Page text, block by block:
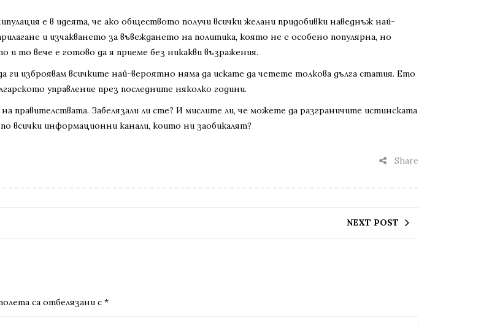
е в идеята, че ако обществото получи всички желани придобивки наведнъж най-
и изчакването за въвеждането на политика, която не е особено популярна, но
то вече е готово да я приеме без никакви възражения.
изброявам всичките най-вероятно няма да искате да четете толкова дълга статия. Ето
управление през последните няколко години.
правителствата. Забелязали ли сте? И мислите ли, че можете да разграничите истинската
всички информационни канали, които ни заобикалят?
Share
NEXT POST
са отбелязани с *